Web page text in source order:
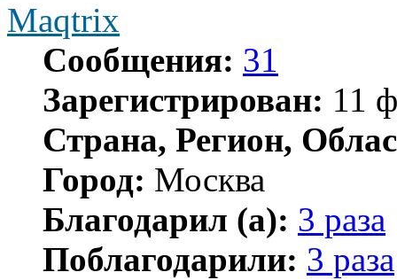
Maqtrix
Сообщения: 31
Зарегистрирован: 11
Страна, Регион,
Город: Москва
Благодарил (а): 3 раза
Поблагодарили: 3 раза